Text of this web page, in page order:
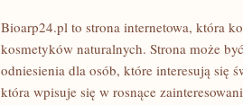
Bioarp24.pl to strona internetowa, która
kosmetyków naturalnych. Strona może
odniesienia dla osób, które interesują się
która wpisuje się w rosnące